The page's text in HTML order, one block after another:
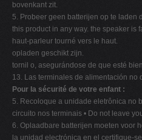
bovenkant zit.
5. Probeer geen batterijen op te laden
this product in any way. the speaker is
haut-parleur tourné vers le haut.
opladen geschikt zijn.
tornil o, asegurándose de que esté
13. Las terminales de alimentación no
Pour la sécurité de votre enfant :
5. Recoloque a unidade eletrônica no
circuito nos terminais • Do not leave
6. Oplaadbare batterijen moeten voor
la unidad electrónica en el certifique-